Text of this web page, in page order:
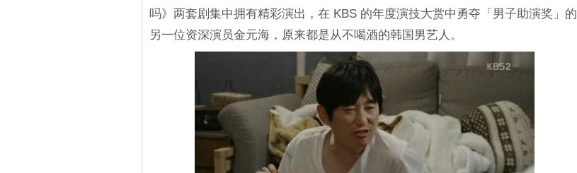
吗》两套剧集中拥有精彩演出，在 KBS 的年度演技大赏中勇夺「男子助演奖」的
另一位资深演员金元海，原来都是从不喝酒的韩国男艺人。